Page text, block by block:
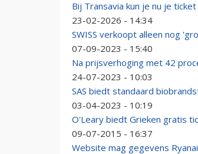
Bij Transavia kun je nu je
23-02-2026 - 14:34
SWISS verkoopt alleen nog
07-09-2023 - 15:40
Na prijsverhoging met 42
24-07-2023 - 10:03
SAS biedt standaard
03-04-2023 - 10:19
O'Leary biedt Grieken gratis
09-07-2015 - 16:37
Website mag gegevens